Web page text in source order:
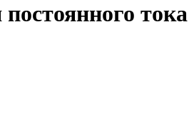
постоянного